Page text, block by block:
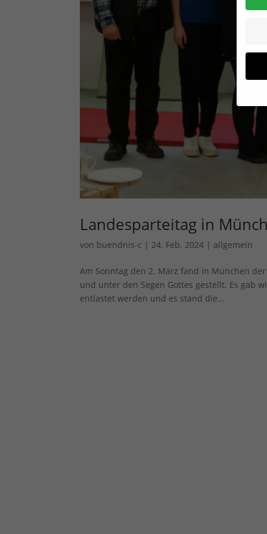
Landesparteitag in
von buendnis-c | 24. Feb. 2024 | allgemein
Am Sonntag den 2. März fand in München
und unter den Segen Gottes gestellt. Es gab
entlastet werden und es stand die...
Wir
Ihre